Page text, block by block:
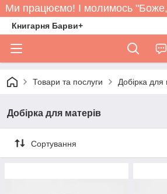
Ми працюємо! І молимось "Боже,
Книгарня Барви+
Товари та послуги Добірка для
Добірка для матерів
Сортування